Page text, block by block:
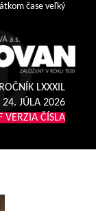
čase veľký
ROČNÍK LXXXIL
24. JÚLA 2026
VERZIA ČÍSLA